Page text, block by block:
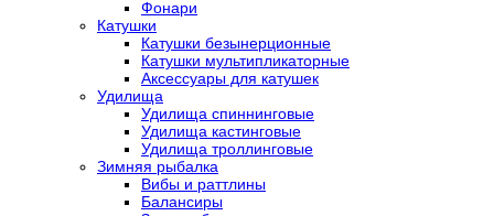
Фонари
Катушки
Катушки безынерционные
Катушки мультипликаторные
Аксессуары для катушек
Удилища
Удилища спиннинговые
Удилища кастинговые
Удилища троллинговые
Зимняя рыбалка
Вибы и раттлины
Балансиры